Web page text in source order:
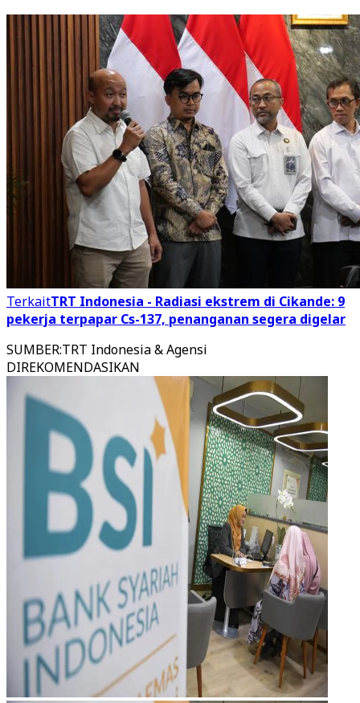
TerkaitTRT Indonesia - Radiasi ekstrem di Cikande: 9
pekerja terpapar Cs-137, penanganan segera digelar
SUMBER:TRT Indonesia & Agensi
DIREKOMENDASIKAN